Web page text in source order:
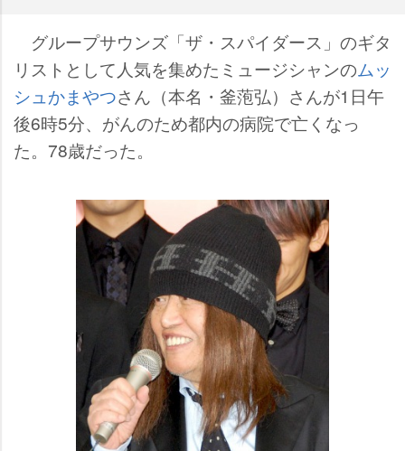
グループサウンズ「ザ・スパイダース」のギタ
リストとして人気を集めたミュージシャンのムッ
シュかまやつさん（本名・釜萢弘）さんが1日午
後6時5分、がんのため都内の病院で亡くなっ
た。78歳だった。